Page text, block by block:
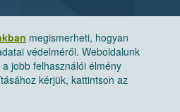
megismerheti, hogyan
védelméről. Weboldalunk
jobb felhasználói élmény
kérjük, kattintson az